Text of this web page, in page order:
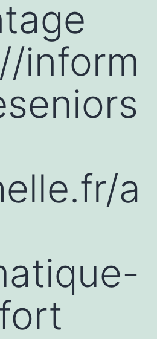
inform
a